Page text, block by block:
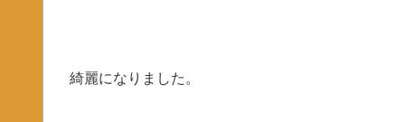
綺麗になりました。